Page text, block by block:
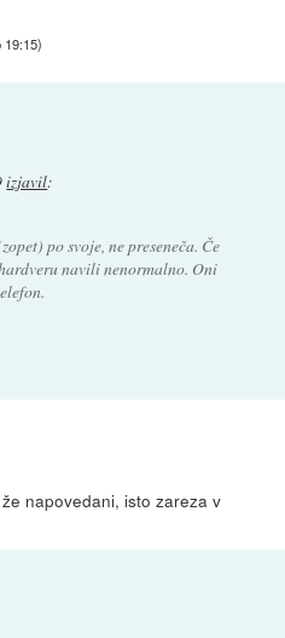
19:15)
izjavil:
po svoje, ne preseneča. Če
navili nenormalno. Oni
napovedani, isto zareza v